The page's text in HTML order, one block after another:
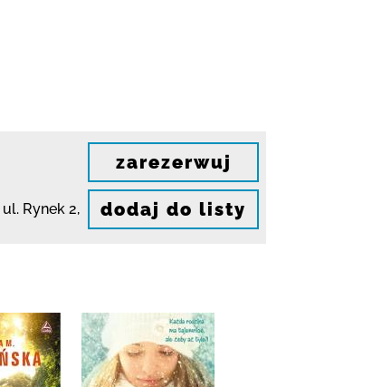
ul. Rynek 2,
zarezerwuj
dodaj do listy